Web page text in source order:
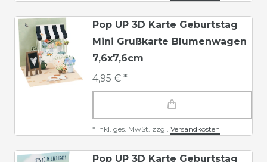
Pop UP 3D Karte Geburtstag
Mini Grußkarte Blumenwagen
7,6x7,6cm
4,95 € *
* inkl. ges. MwSt. zzgl. Versandkosten
Pop UP 3D Karte Geburtstag